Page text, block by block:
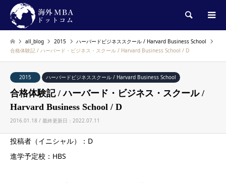
検索
all_blog 2015
ハーバードビジネススクール / Harvard Business School
合格体験記 / ハーバード・ビジネス・スクール / Harvard Business School / D
2015 ハーバードビジネススクール / Harvard Business School
合格体験記 / ハーバード・ビジネス・スクール /
Harvard Business School / D
2016.01.18 / 最終更新日：2022.07.11
投稿者（イニシャル）：D
進学予定校：HBS